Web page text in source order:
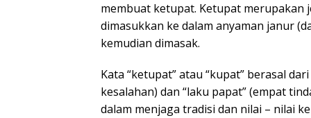
membuat ketupat. Ketupat merupakan
dimasukkan ke dalam anyaman janur
kemudian dimasak.
Kata “ketupat” atau “kupat” berasal
kesalahan) dan “laku papat” (empat
dalam menjaga tradisi dan nilai – nilai